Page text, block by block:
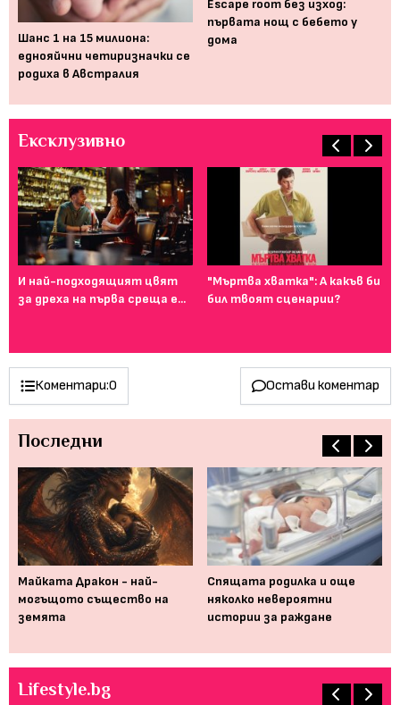
Шанс 1 на 15 милиона:
eднояйчни четиризначки се
родиха в Австралия
Еscape room без изход:
първата нощ с бебето у
дома
Ексклузивно
И най-подходящият цвят
за дреха на първа среща е...
"Мъртва хватка": А какъв би
бил твоят сценарии?
Коментари:0 Остави коментар
Последни
Майката Дракон - най-
могъщото същество на
земята
Спящата родилка и още
няколко невероятни
истории за раждане
Lifestyle.bg